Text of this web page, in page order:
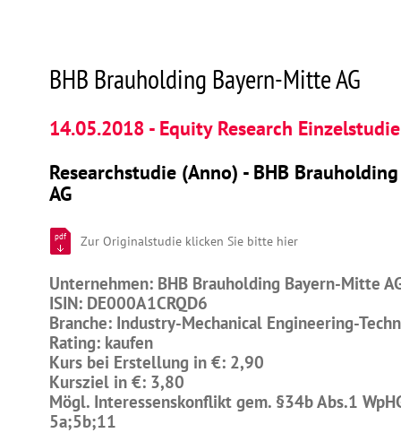
BHB Brauholding Bayern-Mitte AG
14.05.2018 - Equity Research
Researchstudie (Anno) - BHB
AG
pdf Zur Originalstudie klicken Sie bitte hier
Unternehmen: BHB Brauholding Bayern-Mitte
ISIN: DE000A1CRQD6
Branche: Industry-Mechanical Engineering-
Rating: kaufen
Kurs bei Erstellung in €: 2,90
Kursziel in €: 3,80
Mögl. Interessenskonflikt gem. §34b Abs.1
5a;5b;11